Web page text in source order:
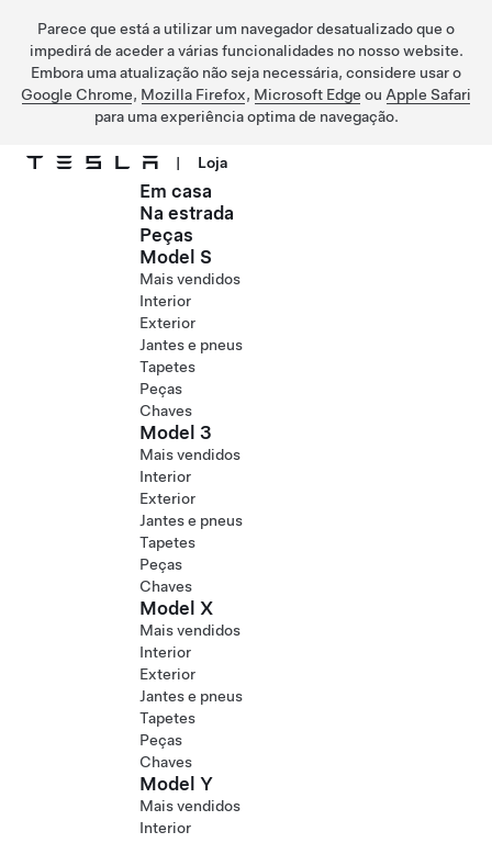
Parece que está a utilizar um navegador desatualizado que o
impedirá de aceder a várias funcionalidades no nosso website.
Embora uma atualização não seja necessária, considere usar o
Google Chrome, Mozilla Firefox, Microsoft Edge ou Apple Safari
para uma experiência optima de navegação.
Ir para o conteúdo principal
| Loja
Em casa
Na estrada
Peças
Model S
Mais vendidos
Interior
Exterior
Jantes e pneus
Tapetes
Peças
Chaves
Model 3
Mais vendidos
Interior
Exterior
Jantes e pneus
Tapetes
Peças
Chaves
Model X
Mais vendidos
Interior
Exterior
Jantes e pneus
Tapetes
Peças
Chaves
Model Y
Mais vendidos
Interior